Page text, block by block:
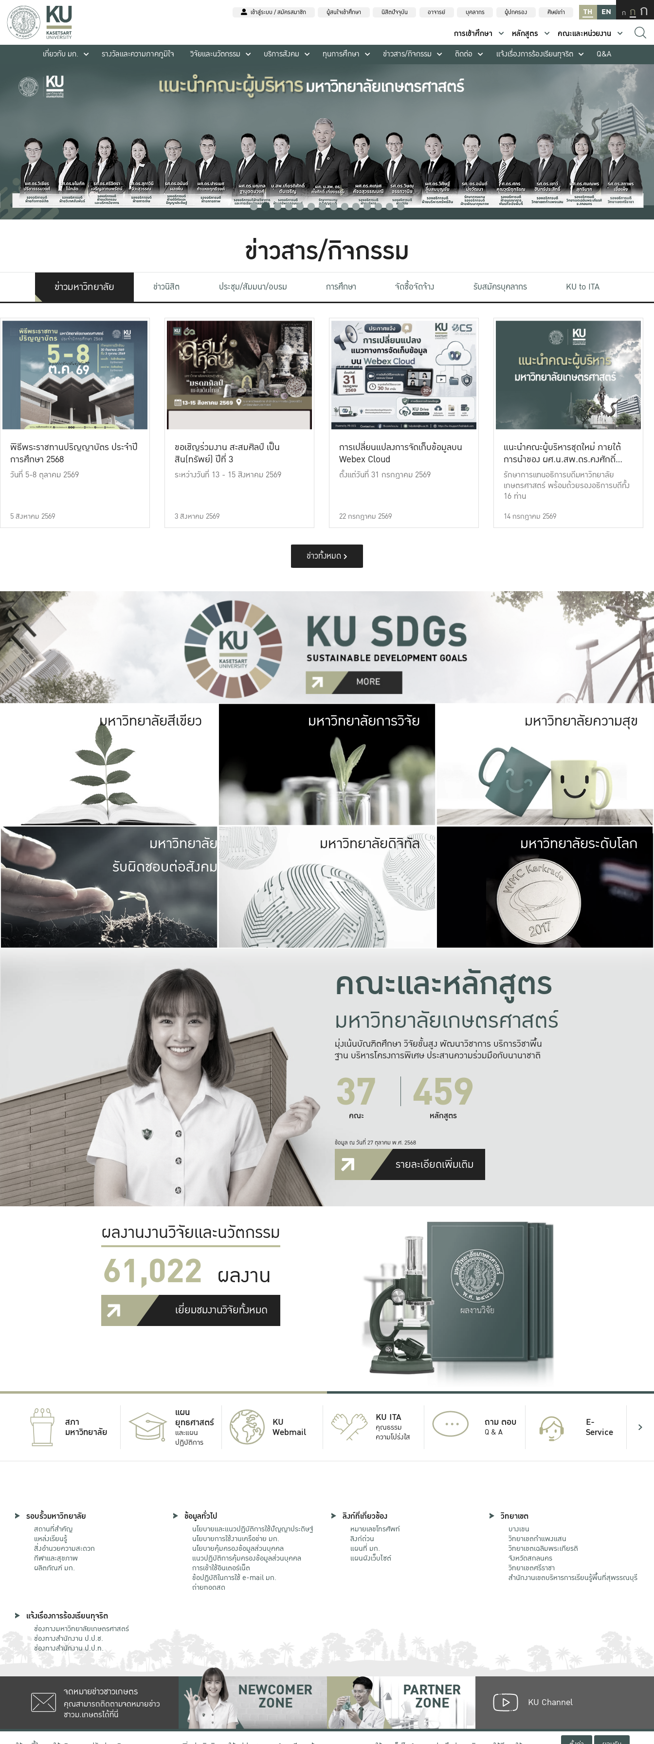
เข้าสู่ระบบ / สมัครสมาชิก ผู้สนใจเข้าศึกษา นิสิตปัจจุบัน อาจารย์ บุคลากร ผู้ปกครอง ศิษย์เก่า TH EN ก ก ก
การเข้าศึกษา หลักสูตร
คณะและหน่วยงาน
เกี่ยวกับ มก.
รางวัลและความภาคภูมิใจ วิจัยและนวัตกรรม บริการสังคม ทุนการศึกษา ข่าวสาร/กิจกรรม ติดต่อ แจ้งเรื่องการร้องเรียนทุจริต Q&A
ข่าวสาร/กิจกรรม
ข่าวมหาวิทยาลัย ข่าวนิสิต ประชุม/สัมมนา/อบรม การศึกษา จัดซื้อจัดจ้าง รับสมัครบุคลากร KU to ITA
พิธีพระราชทานปริญญาบัตร ประจำปี
การศึกษา 2568
วันที่ 5-8 ตุลาคม 2569
5 สิงหาคม 2569
ขอเชิญร่วมงาน สะสมศิลป์ เป็น
สิน(ทรัพย์) ปีที่ 3
ระหว่างวันที่ 13 - 15 สิงหาคม 2569
3 สิงหาคม 2569
การเปลี่ยนแปลงการจัดเก็บข้อมูลบน
Webex Cloud
ตั้งแต่วันที่ 31 กรกฎาคม 2569
22 กรกฎาคม 2569
แนะนำคณะผู้บริหารชุดใหม่ ภายใต้
การนำของ ผศ.น.สพ.ดร.คงศักดิ์
เที่ยงธรรม
รักษาการแทนอธิการบดีมหาวิทยาลัย
เกษตรศาสตร์ พร้อมด้วยรองอธิการบดีทั้ง
16 ท่าน
14 กรกฎาคม 2569
ข่าวทั้งหมด
มหาวิทยาลัยสีเขียว มหาวิทยาลัย
เกษตรศาสตร์ มีพื้นที่เขียวสดใส หนาแน่น
เป็นป่าในเมือง (URBAN FOREST)
เกษตรในเมือง (URBAN AGRICULTURE)
ที่นับรวมกันได้ประมาณ 1,400 ไร่
มหาวิทยาลัยการวิจัย มหาวิทยาลัย
ให้กับประชาชน
มหาวิทยาลัยความสุข
มหาวิทยาลัย
รับผิดชอบต่อสังคม
มหาวิทยาลัยรับผิดชอบต่อสังคม
ร่วมมือกับชุมชน เพื่อความกินดีอยู่ดี
และความสุขอย่างยั่งยืน
มองปัญหาในภาพกว้าง
แก้ไขจากปัญหาจุดเล็กๆ
มหาวิทยาลัยดิจิทัล มหาวิทยา
พร้อมที่จ
และผลักดันในการใช้ระบบส
เพื่อการทำงานแ
มหาวิทยาลัยระดับโลก
คณะและหลักสูตร
มหาวิทยาลัยเกษตรศาสตร์
มุ่งเน้นบัณฑิตศึกษา วิจัยขั้นสูง พัฒนาวิชาการ บริการวิชาพื้น
ฐาน บริหารโครงการพิเศษ ประสานความร่วมมือกับนานาชาติ
37
คณะ 459
หลักสูตร
ข้อมูล ณ วันที่ 27 ตุลาคม พ.ศ. 2568
รายละเอียดเพิ่มเติม
ผลงานงานวิจัยและนวัตกรรม
61,022 ผลงาน
เยี่ยมชมงานวิจัยทั้งหมด
สภา
มหาวิทยาลัย
แผน
ยุทธศาสตร์
และแผน
ปฏิบัติการ
KU
Webmail
KU ITA
คุณธรรม
ความโปร่งใส
... ถาม ตอบ
Q & A
E-
Service
รอบรั้วมหาวิทยาลัย
สถานที่สำคัญ
แหล่งเรียนรู้
สิ่งอำนวยความสะดวก
กีฬาและสุขภาพ
ผลิตภัณฑ์ มก.
ข้อมูลทั่วไป
นโยบายและแนวปฏิบัติการใช้ปัญญาประดิษฐ์
นโยบายการใช้งานเครือข่าย มก.
นโยบายคุ้มครองข้อมูลส่วนบุคคล
แนวปฏิบัติการคุ้มครองข้อมูลส่วนบุคคล
การเข้าใช้อินเตอร์เน็ต
ข้อปฏิบัติในการใช้ e-mail มก.
ถ่ายทอดสด
ลิงก์ที่เกี่ยวข้อง
หมายเลขโทรศัพท์
ลิงก์ด่วน
แผนที่ มก.
แผนผังเว็บไซต์
วิทยาเขต
บางเขน
วิทยาเขตกําแพงแสน
วิทยาเขตเฉลิมพระเกียรติ
จังหวัดสกลนคร
วิทยาเขตศรีราชา
สำนักงานเขตบริหารการเรียนรู้พื้นที่สุพรรณบุรี
แจ้งเรื่องการร้องเรียนทุจริต
ช่องทางมหาวิทยาลัยเกษตรศาสตร์
ช่องทางสำนักงาน ป.ป.ช.
ช่องทางสำนักงาน ป.ป.ท.
จดหมายข่าวชาวเกษตร
คุณสามารถติดตามจดหมายข่าว
ชาวม.เกษตรได้ที่นี่
NEWCOMER
ZONE
PARTNER
ZONE KU Channel